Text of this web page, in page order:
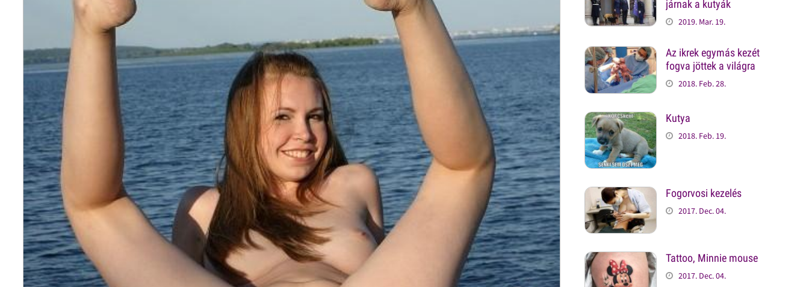
járnak a kutyák
2019. Mar. 19.
Az ikrek egymás kezét
fogva jöttek a világra
2018. Feb. 28.
Kutya
2018. Feb. 19.
Fogorvosi kezelés
2017. Dec. 04.
Tattoo, Minnie mouse
2017. Dec. 04.